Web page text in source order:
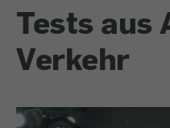
Tests aus
Verkehr